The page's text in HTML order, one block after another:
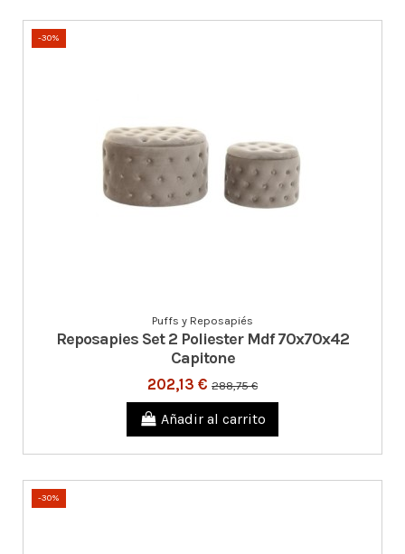
-30%
Puffs y Reposapiés
Reposapies Set 2 Poliester Mdf 70x70x42
Capitone
202,13 € 288,75 €
Añadir al carrito
-30%